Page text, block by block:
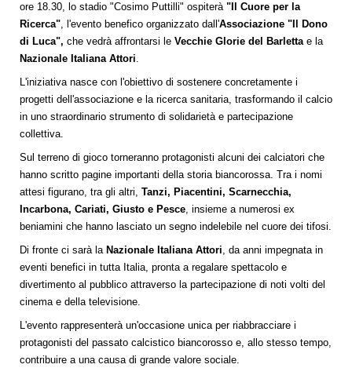
ore 18.30, lo stadio "Cosimo Puttilli" ospiterà "Il Cuore per la
Ricerca", l'evento benefico organizzato dall'Associazione "Il Dono
di Luca", che vedrà affrontarsi le Vecchie Glorie del Barlettae la
Nazionale Italiana Attori.
L'iniziativa nasce con l'obiettivo di sostenere concretamente i
progetti dell'associazione e la ricerca sanitaria, trasformando il calcio
in uno straordinario strumento di solidarietà e partecipazione
collettiva.
Sul terreno di gioco torneranno protagonisti alcuni dei calciatori che
hanno scritto pagine importanti della storia biancorossa. Tra i nomi
attesi figurano, tra gli altri, Tanzi, Piacentini, Scarnecchia,
Incarbona, Cariati, Giusto e Pesce, insieme a numerosi ex
beniamini che hanno lasciato un segno indelebile nel cuore dei tifosi.
Di fronte ci sarà la Nazionale Italiana Attori, da anni impegnata in
eventi benefici in tutta Italia, pronta a regalare spettacolo e
divertimento al pubblico attraverso la partecipazione di noti volti del
cinema e della televisione.
L'evento rappresenterà un'occasione unica per riabbracciare i
protagonisti del passato calcistico biancorosso e, allo stesso tempo,
contribuire a una causa di grande valore sociale.